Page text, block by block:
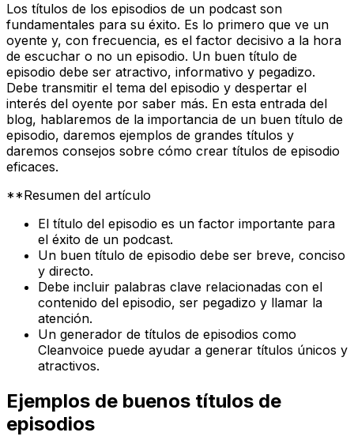
Los títulos de los episodios de un podcast son
fundamentales para su éxito. Es lo primero que ve un
oyente y, con frecuencia, es el factor decisivo a la hora
de escuchar o no un episodio. Un buen título de
episodio debe ser atractivo, informativo y pegadizo.
Debe transmitir el tema del episodio y despertar el
interés del oyente por saber más. En esta entrada del
blog, hablaremos de la importancia de un buen título de
episodio, daremos ejemplos de grandes títulos y
daremos consejos sobre cómo crear títulos de episodio
eficaces.
**Resumen del artículo
El título del episodio es un factor importante para
el éxito de un podcast.
Un buen título de episodio debe ser breve, conciso
y directo.
Debe incluir palabras clave relacionadas con el
contenido del episodio, ser pegadizo y llamar la
atención.
Un generador de títulos de episodios como
Cleanvoice puede ayudar a generar títulos únicos y
atractivos.
Ejemplos de buenos títulos de
episodios